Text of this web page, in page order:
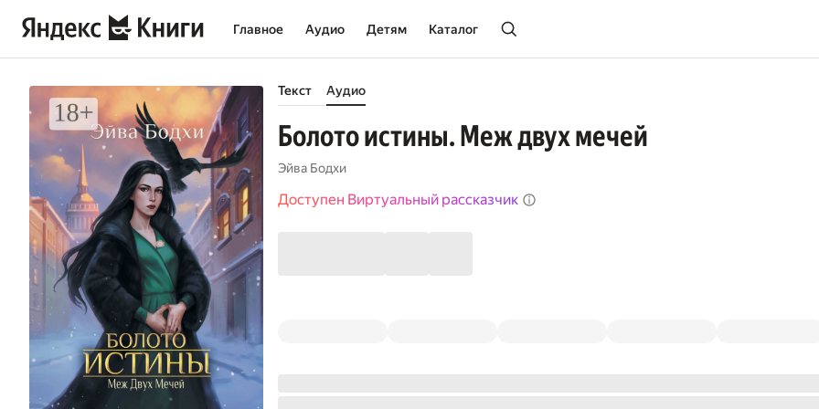
Главное Аудио Детям Каталог
Текст Аудио
Болото истины. Меж двух мечей
Эйва Бодхи
Доступен Виртуальный рассказчик